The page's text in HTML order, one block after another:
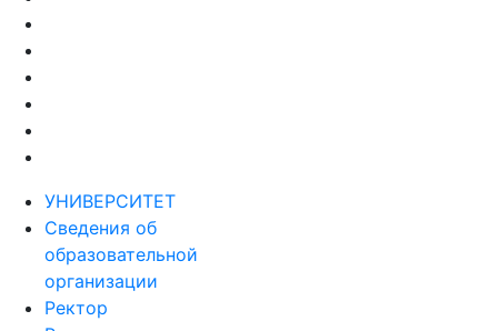
УНИВЕРСИТЕТ
Сведения об
образовательной
организации
Ректор